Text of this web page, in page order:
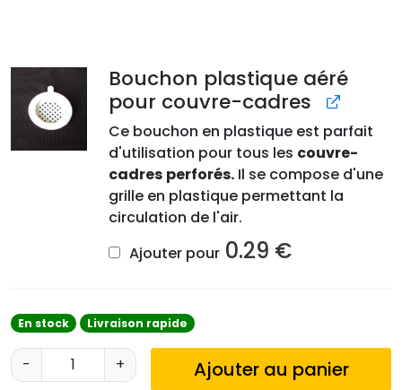
Bouchon plastique aéré
pour couvre-cadres
Ce bouchon en plastique est parfait
d'utilisation pour tous les couvre-
cadres perforés.Il se compose d'une
grille en plastique permettant la
circulation de l'air.
Ajouter pour 0.29 €
En stock Livraison rapide
-
q
u
+ Ajouter au panier